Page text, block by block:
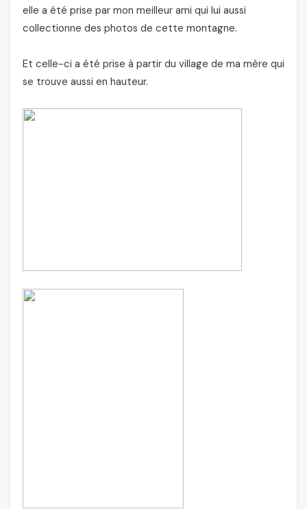
elle a été prise par mon meilleur ami qui lui aussi
collectionne des photos de cette montagne.
Et celle-ci a été prise à partir du village de ma mère qui
se trouve aussi en hauteur.